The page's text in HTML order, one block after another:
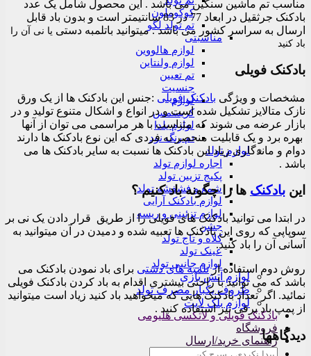
کوکوملون
تم تولد لگو
مناسبتی
لوازم هالووین
لوازم ولنتاین
تم تعیین
لوازم
کریسمس
لوازم یلدا
تم رنگ نود
لوازم تولد
اجاره لوازم تولد
پکیج تزیین تولد
شمع و فشفشه تولد
لوازم بادکنک آرایی
لوازم تزئینی و ریسه
جشن
کلاه و تاج تولد
عینک تولد
لوازم جانبی تولد
لوازم آتش بازی
ظروف یکبار مصرف تولد
لوازم بلک لایت
فویلی و لاتکسی هلیومی
خرید/ارسال
ماشین سنگین می باشد . این محصول شامل یک عدد
بادکنک جرثقیل در ابعاد 77 در 83 سانتیمتر است و بدون باد قابل
کشور می باشد . میتوانید باتلمبه دستی یانی آن را
ویژگیبادکنک فویلی:جنس این بادکنک ها از یک ورق
تشکیل شده است و در انواع و اشکال متنوع تولید و در
می شوند که متناسب با هر مراسمی می توان از آنها
یک قابلیت منحصر به فردی که این نوع بادکنک ها دارند
زیاد این بادکنک ها نسبت به سایر بادکنک ها می
ها را چگونه باد کنیم ؟
توانید بادکنک های فویلی را از طریق قرار دادن یک نی بر
روی این بادکنک ها تعبیه شده و دمیدن در آن میتوانید به
باد کنید.
از تلمبه های دستیبرای باد نمودن بادکنک می
توانید با راحتی بیشتری اقدام به باد کردن بادکنک فویلی
تعداد بادکنک هایی که میخواهید باد کنید زیاد است میتوانید
برقی نیز استفاده کنید .